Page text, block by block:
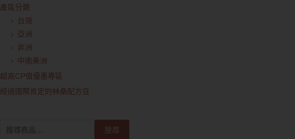
產區分類
台灣
亞洲
非洲
中南美洲
超高CP值優惠專區
經過國際肯定的林桑配方豆
搜尋